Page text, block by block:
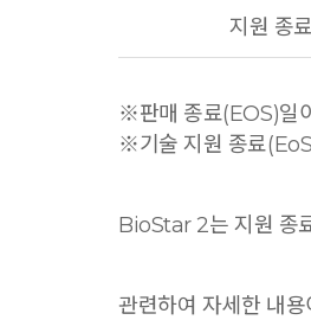
지원 종
※판매 종료(EOS)일
※기술 지원 종료
BioStar 2는 지원 종
관련하여 자세한 내